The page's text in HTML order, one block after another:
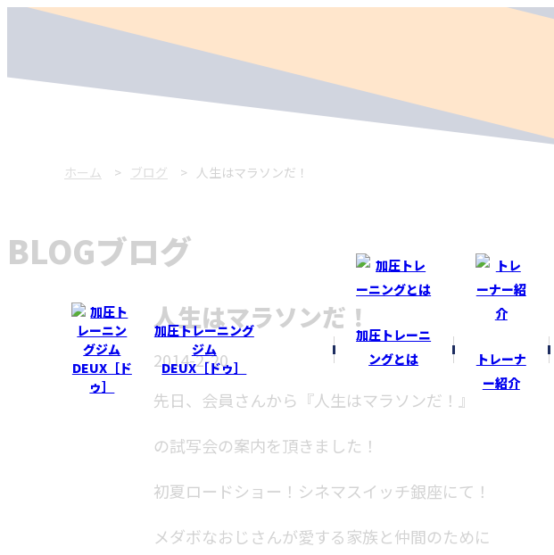
加圧トレーニング
ジム
DEUX［ドゥ］
加圧トレーニ
ングとは
トレーナ
ー紹介
ホーム ブログ 人生はマラソンだ！
BLOGブログ
人生はマラソンだ！
2014-2-20
先日、会員さんから『人生はマラソンだ！』
の試写会の案内を頂きました！
初夏ロードショー！シネマスイッチ銀座にて！
メダボなおじさんが愛する家族と仲間のために